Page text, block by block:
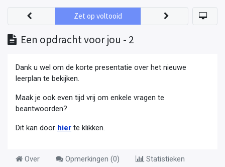
Een opdracht voor jou - 2
Zet op voltooid
Dank u wel om de korte presentatie over het nieuwe
leerplan te bekijken.
Maak je ook even tijd vrij om enkele vragen te
beantwoorden?
Dit kan door hier te klikken.
Over Opmerkingen (0) Statistieken